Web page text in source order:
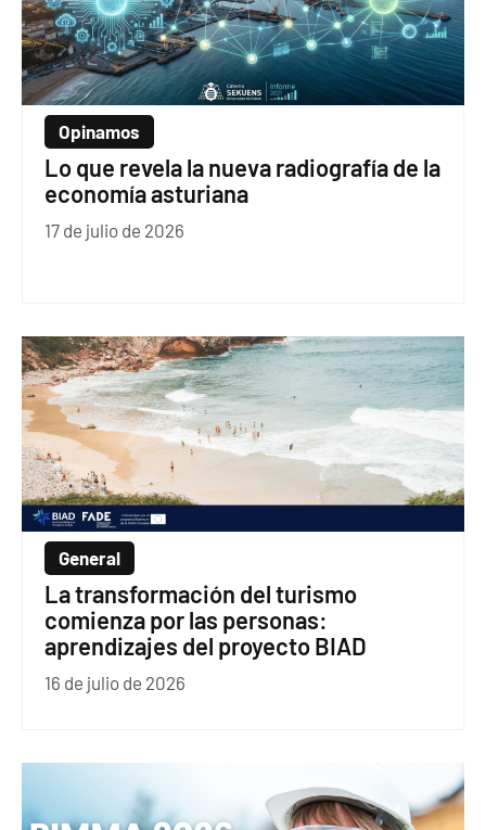
Opinamos
Lo que revela la nueva radiografía de la
economía asturiana
17 de julio de 2026
General
La transformación del turismo
comienza por las personas:
aprendizajes del proyecto BIAD
16 de julio de 2026